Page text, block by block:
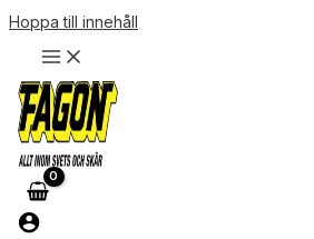
Hoppa till innehåll